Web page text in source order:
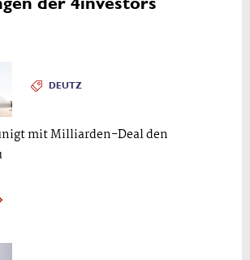
DEUTZ
mit Milliarden-Deal den